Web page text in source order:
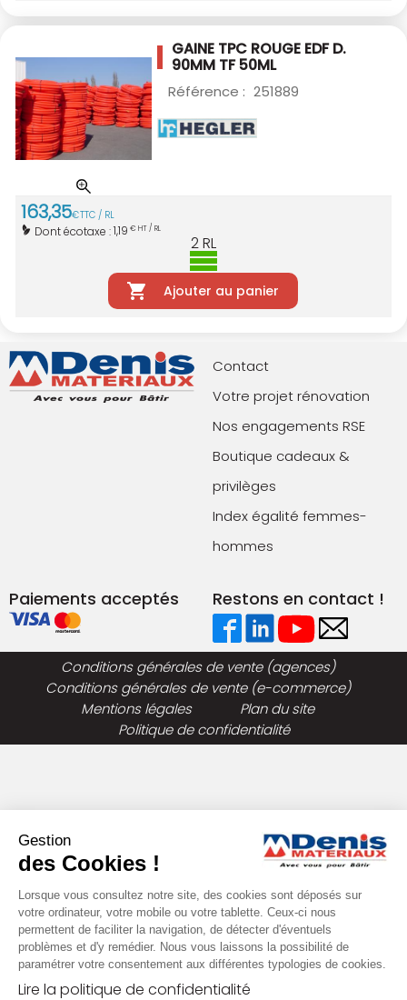
GAINE TPC ROUGE EDF D.
90MM TF 50ML
Référence : 251889
163,35€TTC / RL
Dont écotaxe :1,19 € HT / RL
2RL
Ajouter au panier
Contact
Votre projet rénovation
Nos engagements RSE
Boutique cadeaux &
privilèges
Index égalité femmes-
hommes
Paiements acceptés Restons en contact !
Conditions générales de vente (agences)
Conditions générales de vente (e-commerce)
Mentions légales
Plan du site
Politique de confidentialité
Gestion
des Cookies !
Lorsque vous consultez notre site, des cookies sont déposés sur
votre ordinateur, votre mobile ou votre tablette. Ceux-ci nous
permettent de faciliter la navigation, de détecter d'éventuels
problèmes et d'y remédier. Nous vous laissons la possibilité de
paramétrer votre consentement aux différentes typologies de cookies.
Lire la politique de confidentialité